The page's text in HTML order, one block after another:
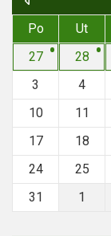
Po
Ut
27
28
3
4
10
11
17
18
24
25
31
1